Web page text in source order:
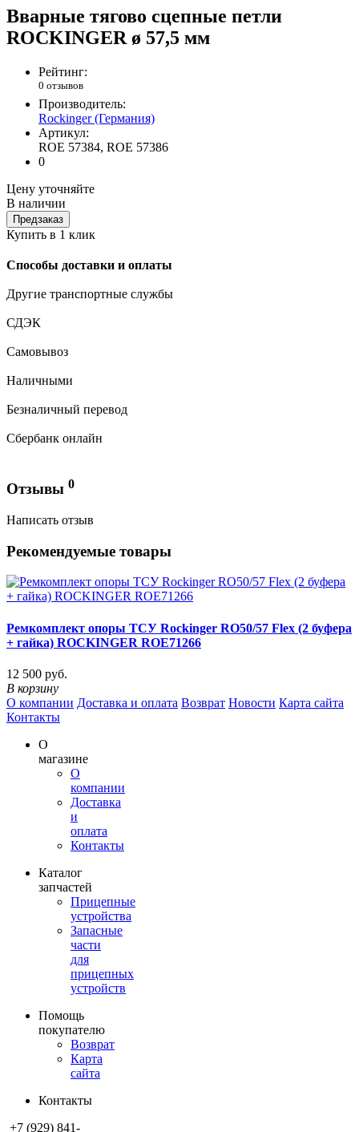
Вварные тягово сцепные петли
ROCKINGER ø 57,5 мм
Рейтинг:
0 отзывов
Производитель:
Rockinger (Германия)
Артикул:
ROE 57384, ROE 57386
0
Цену уточняйте
В наличии
Предзаказ
Купить в 1 клик
Способы доставки и оплаты
Другие транспортные службы
СДЭК
Самовывоз
Наличными
Безналичный перевод
Сбербанк онлайн
Отзывы 0
Написать отзыв
Рекомендуемые товары
Ремкомплект опоры ТСУ Rockinger RO50/57 Flex (2 буфера
+ гайка) ROCKINGER ROE71266
12 500 руб.
В корзину
О компании Доставка и оплата Возврат Новости Карта сайта
Контакты
О
магазине
О
компании
Доставка
и
оплата
Контакты
Каталог
запчастей
Прицепные
устройства
Запасные
части
для
прицепных
устройств
Помощь
покупателю
Возврат
Карта
сайта
Контакты
+7 (929) 841-